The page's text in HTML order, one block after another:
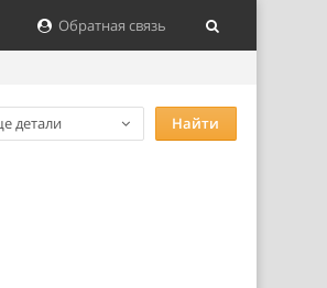
Обратная связь
детали Найти